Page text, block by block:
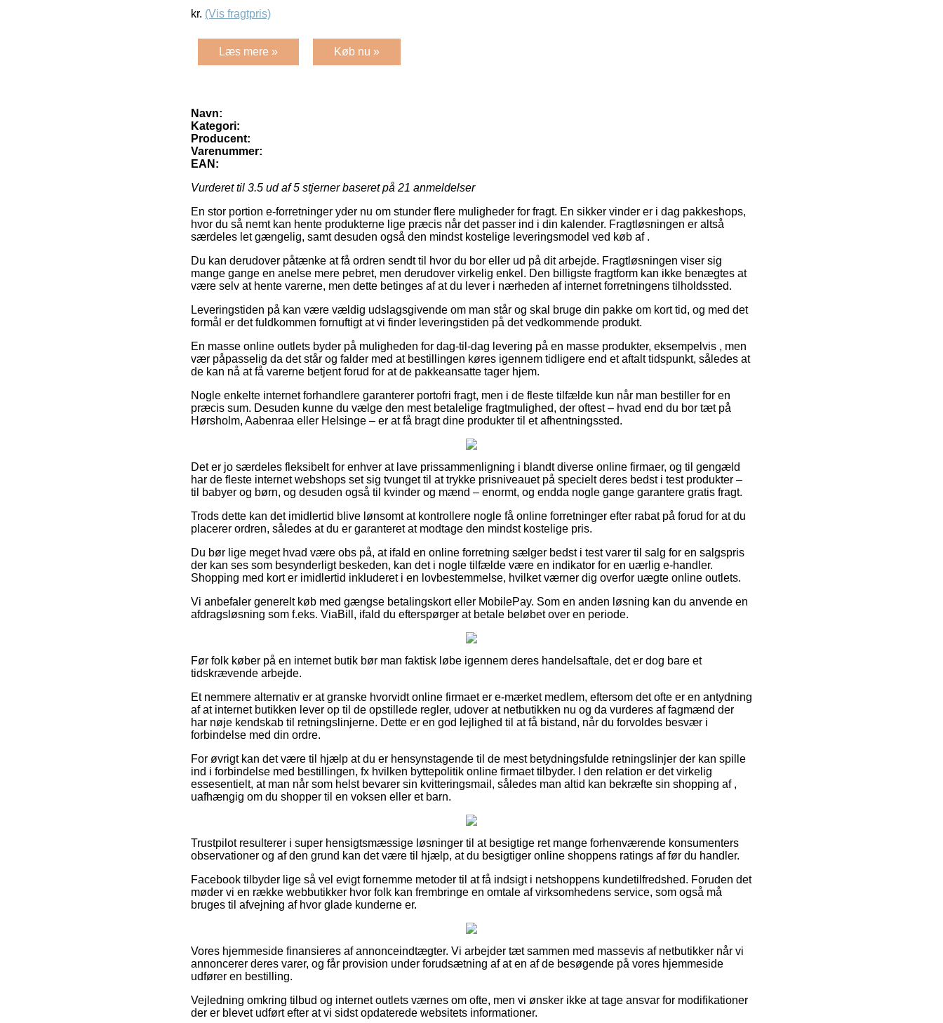
kr. (Vis fragtpris)
Læs mere » Køb nu »
Navn:
Kategori:
Producent:
Varenummer:
EAN:
Vurderet til 3.5 ud af 5 stjerner baseret på 21 anmeldelser
En stor portion e-forretninger yder nu om stunder flere muligheder for fragt. En sikker vinder er i dag pakkeshops,
hvor du så nemt kan hente produkterne lige præcis når det passer ind i din kalender. Fragtløsningen er altså
særdeles let gængelig, samt desuden også den mindst kostelige leveringsmodel ved køb af .
Du kan derudover påtænke at få ordren sendt til hvor du bor eller ud på dit arbejde. Fragtløsningen viser sig
mange gange en anelse mere pebret, men derudover virkelig enkel. Den billigste fragtform kan ikke benægtes at
være selv at hente varerne, men dette betinges af at du lever i nærheden af internet forretningens tilholdssted.
Leveringstiden på kan være vældig udslagsgivende om man står og skal bruge din pakke om kort tid, og med det
formål er det fuldkommen fornuftigt at vi finder leveringstiden på det vedkommende produkt.
En masse online outlets byder på muligheden for dag-til-dag levering på en masse produkter, eksempelvis , men
vær påpasselig da det står og falder med at bestillingen køres igennem tidligere end et aftalt tidspunkt, således at
de kan nå at få varerne betjent forud for at de pakkeansatte tager hjem.
Nogle enkelte internet forhandlere garanterer portofri fragt, men i de fleste tilfælde kun når man bestiller for en
præcis sum. Desuden kunne du vælge den mest betalelige fragtmulighed, der oftest – hvad end du bor tæt på
Hørsholm, Aabenraa eller Helsinge – er at få bragt dine produkter til et afhentningssted.
Det er jo særdeles fleksibelt for enhver at lave prissammenligning i blandt diverse online firmaer, og til gengæld
har de fleste internet webshops set sig tvunget til at trykke prisniveauet på specielt deres bedst i test produkter –
til babyer og børn, og desuden også til kvinder og mænd – enormt, og endda nogle gange garantere gratis fragt.
Trods dette kan det imidlertid blive lønsomt at kontrollere nogle få online forretninger efter rabat på forud for at du
placerer ordren, således at du er garanteret at modtage den mindst kostelige pris.
Du bør lige meget hvad være obs på, at ifald en online forretning sælger bedst i test varer til salg for en salgspris
der kan ses som besynderligt beskeden, kan det i nogle tilfælde være en indikator for en uærlig e-handler.
Shopping med kort er imidlertid inkluderet i en lovbestemmelse, hvilket værner dig overfor uægte online outlets.
Vi anbefaler generelt køb med gængse betalingskort eller MobilePay. Som en anden løsning kan du anvende en
afdragsløsning som f.eks. ViaBill, ifald du efterspørger at betale beløbet over en periode.
Før folk køber på en internet butik bør man faktisk løbe igennem deres handelsaftale, det er dog bare et
tidskrævende arbejde.
Et nemmere alternativ er at granske hvorvidt online firmaet er e-mærket medlem, eftersom det ofte er en antydning
af at internet butikken lever op til de opstillede regler, udover at netbutikken nu og da vurderes af fagmænd der
har nøje kendskab til retningslinjerne. Dette er en god lejlighed til at få bistand, når du forvoldes besvær i
forbindelse med din ordre.
For øvrigt kan det være til hjælp at du er hensynstagende til de mest betydningsfulde retningslinjer der kan spille
ind i forbindelse med bestillingen, fx hvilken byttepolitik online firmaet tilbyder. I den relation er det virkelig
essesentielt, at man når som helst bevarer sin kvitteringsmail, således man altid kan bekræfte sin shopping af ,
uafhængig om du shopper til en voksen eller et barn.
Trustpilot resulterer i super hensigtsmæssige løsninger til at besigtige ret mange forhenværende konsumenters
observationer og af den grund kan det være til hjælp, at du besigtiger online shoppens ratings af før du handler.
Facebook tilbyder lige så vel evigt fornemme metoder til at få indsigt i netshoppens kundetilfredshed. Foruden det
møder vi en række webbutikker hvor folk kan frembringe en omtale af virksomhedens service, som også må
bruges til afvejning af hvor glade kunderne er.
Vores hjemmeside finansieres af annonceindtægter. Vi arbejder tæt sammen med massevis af netbutikker når vi
annoncerer deres varer, og får provision under forudsætning af at en af de besøgende på vores hjemmeside
udfører en bestilling.
Vejledning omkring tilbud og internet outlets værnes om ofte, men vi ønsker ikke at tage ansvar for modifikationer
der er blevet udført efter at vi sidst opdaterede websitets informationer.